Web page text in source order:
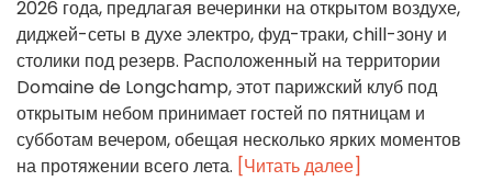
2026 года, предлагая вечеринки на открытом воздухе,
диджей-сеты в духе электро, фуд-траки, chill-зону и
столики под резерв. Расположенный на территории
Domaine de Longchamp, этот парижский клуб под
открытым небом принимает гостей по пятницам и
субботам вечером, обещая несколько ярких моментов
на протяжении всего лета. [Читать далее]